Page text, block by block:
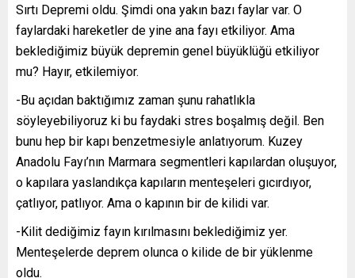
Sırtı Depremi oldu. Şimdi ona yakın bazı faylar var. O
faylardaki hareketler de yine ana fayı etkiliyor. Ama
beklediğimiz büyük depremin genel büyüklüğü etkiliyor
mu? Hayır, etkilemiyor.
-Bu açıdan baktığımız zaman şunu rahatlıkla
söyleyebiliyoruz ki bu faydaki stres boşalmış değil. Ben
bunu hep bir kapı benzetmesiyle anlatıyorum. Kuzey
Anadolu Fayı’nın Marmara segmentleri kapılardan oluşuyor,
o kapılara yaslandıkça kapıların menteşeleri gıcırdıyor,
çatlıyor, patlıyor. Ama o kapının bir de kilidi var.
-Kilit dediğimiz fayın kırılmasını beklediğimiz yer.
Menteşelerde deprem olunca o kilide de bir yüklenme
oldu.